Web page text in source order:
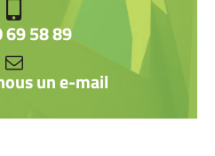
69 58 89
un e-mail